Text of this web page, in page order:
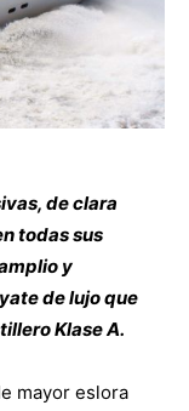
de clara
todas sus
y
de lujo que
Klase A.
mayor eslora